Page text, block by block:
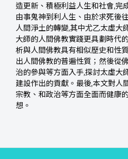
造更新、積極利益人生和社會,完
由事鬼神到利人生、由於求死後
人間淨土的轉變,其中尤乙太虛大
大師的人間佛教實踐更具劃時代
析與人間佛教具有相似歷史和性
出人間佛教的普遍性質；然後從
治的參與等方面入手,探討太虛大
建設作出的貢獻。最後,本文對人
宗教、和政治等方面全面而健康
想。